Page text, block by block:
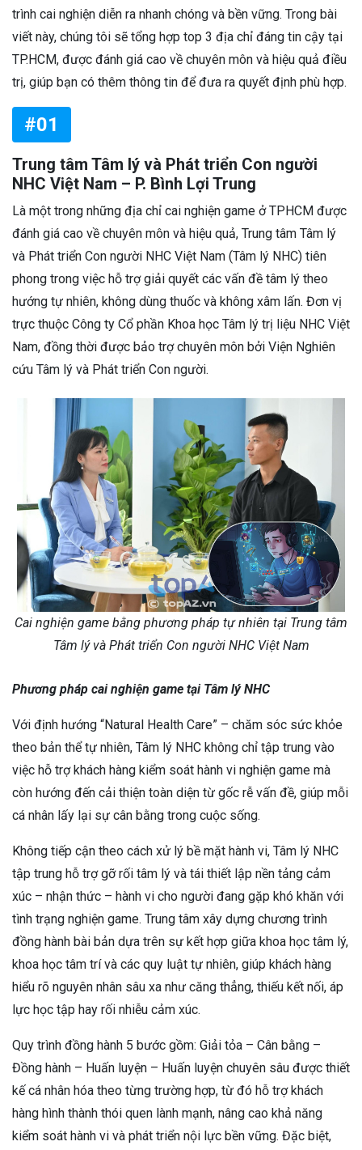
trình cai nghiện diễn ra nhanh chóng và bền vững. Trong bài
viết này, chúng tôi sẽ tổng hợp top 3 địa chỉ đáng tin cậy tại
TP.HCM, được đánh giá cao về chuyên môn và hiệu quả điều
trị, giúp bạn có thêm thông tin để đưa ra quyết định phù hợp.
#01
Trung tâm Tâm lý và Phát triển Con người
NHC Việt Nam – P. Bình Lợi Trung
Là một trong những địa chỉ cai nghiện game ở TPHCM được
đánh giá cao về chuyên môn và hiệu quả, Trung tâm Tâm lý
và Phát triển Con người NHC Việt Nam (Tâm lý NHC) tiên
phong trong việc hỗ trợ giải quyết các vấn đề tâm lý theo
hướng tự nhiên, không dùng thuốc và không xâm lấn. Đơn vị
trực thuộc Công ty Cổ phần Khoa học Tâm lý trị liệu NHC Việt
Nam, đồng thời được bảo trợ chuyên môn bởi Viện Nghiên
cứu Tâm lý và Phát triển Con người.
Cai nghiện game bằng phương pháp tự nhiên tại Trung tâm
Tâm lý và Phát triển Con người NHC Việt Nam
Phương pháp cai nghiện game tại Tâm lý NHC
Với định hướng “Natural Health Care” – chăm sóc sức khỏe
theo bản thể tự nhiên, Tâm lý NHC không chỉ tập trung vào
việc hỗ trợ khách hàng kiểm soát hành vi nghiện game mà
còn hướng đến cải thiện toàn diện từ gốc rễ vấn đề, giúp mỗi
cá nhân lấy lại sự cân bằng trong cuộc sống.
Không tiếp cận theo cách xử lý bề mặt hành vi, Tâm lý NHC
tập trung hỗ trợ gỡ rối tâm lý và tái thiết lập nền tảng cảm
xúc – nhận thức – hành vi cho người đang gặp khó khăn với
tình trạng nghiện game. Trung tâm xây dựng chương trình
đồng hành bài bản dựa trên sự kết hợp giữa khoa học tâm lý,
khoa học tâm trí và các quy luật tự nhiên, giúp khách hàng
hiểu rõ nguyên nhân sâu xa như căng thẳng, thiếu kết nối, áp
lực học tập hay rối nhiễu cảm xúc.
Quy trình đồng hành 5 bước gồm: Giải tỏa – Cân bằng –
Đồng hành – Huấn luyện – Huấn luyện chuyên sâu được thiết
kế cá nhân hóa theo từng trường hợp, từ đó hỗ trợ khách
hàng hình thành thói quen lành mạnh, nâng cao khả năng
kiểm soát hành vi và phát triển nội lực bền vững. Đặc biệt,